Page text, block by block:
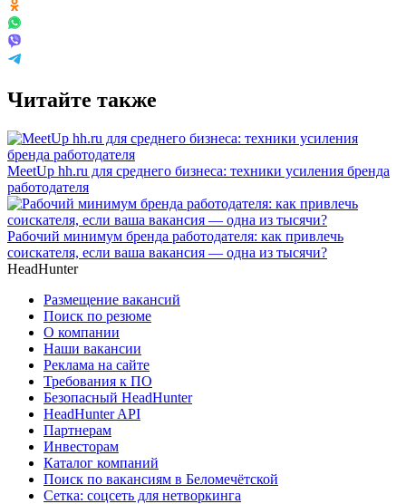
Читайте также
MeetUp hh.ru для среднего бизнеса: техники усиления бренда
работодателя
Рабочий минимум бренда работодателя: как привлечь
соискателя, если ваша вакансия — одна из тысячи?
HeadHunter
Размещение вакансий
Поиск по резюме
О компании
Наши вакансии
Реклама на сайте
Требования к ПО
Безопасный HeadHunter
HeadHunter API
Партнерам
Инвесторам
Каталог компаний
Поиск по вакансиям в Беломечётской
Сетка: соцсеть для нетворкинга